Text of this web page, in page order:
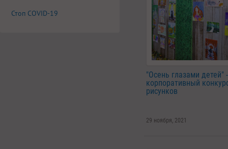
"Осень глазами детей" -
корпоративный
рисунков
29 ноября, 2021
Стоп COVID-19